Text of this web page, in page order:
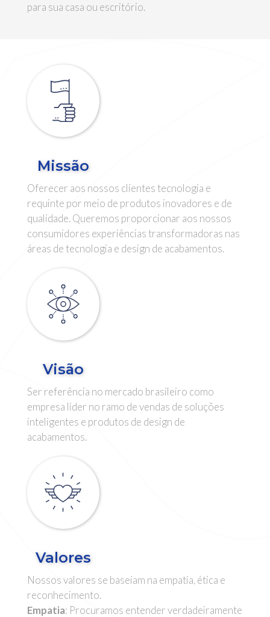
para sua casa ou escritório.
Missão
Oferecer aos nossos clientes tecnologia e
requinte por meio de produtos inovadores e de
qualidade. Queremos proporcionar aos nossos
consumidores experiências transformadoras nas
áreas de tecnologia e design de acabamentos.
Visão
Ser referência no mercado brasileiro como
empresa líder no ramo de vendas de soluções
inteligentes e produtos de design de
acabamentos.
Valores
Nossos valores se baseiam na empatia, ética e
reconhecimento.
Empatia: Procuramos entender verdadeiramente